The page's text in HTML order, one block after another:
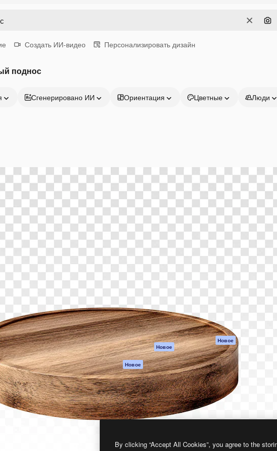
Создать ИИ-видео Персонализировать дизайн
поднос
Сгенерировано ИИ Ориентация Цветные Люди
для создания
среди креаторов,
агентств и студий.
Продукция
ИИ-помощник
изображений ИИ
Генератор видео
Генератор голоса
на основе ИИ
Стоковый контент
MCP для
Claude/ChatGPT
Новое
Агенты Новое
API
Мобильное
приложение
Все инструменты
Magnific
Начать
Документация по
Пакету ИИ
Служба
поддержки
положения
Политика
конфиденциальности
Оригиналы Новое
Политика файлов
cookie
Центр доверия
Партнеры
Предприятие
О нас
Блог
By clicking “Accept All Cookies”, you agree to the